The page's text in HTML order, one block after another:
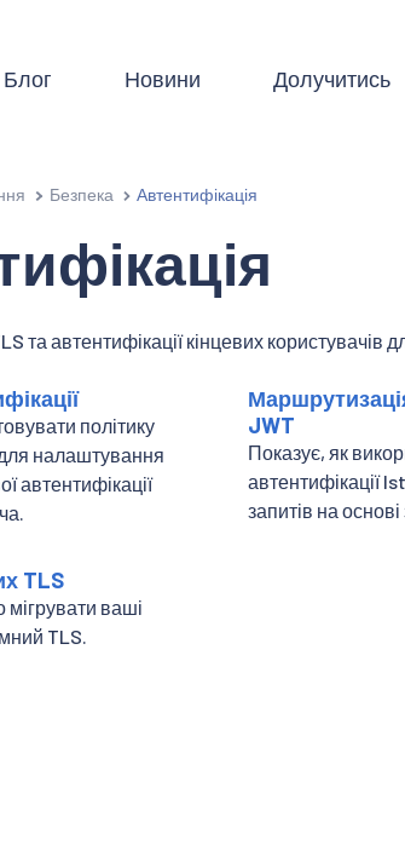
Блог Новини Долучитись
Безпека Автентифікація
та автентифікації кінцевих користувачів
політику
налаштування
автентифікації
JWT
Показує, як
автентифікації
запитів на
TLS
мігрувати ваші
TLS.